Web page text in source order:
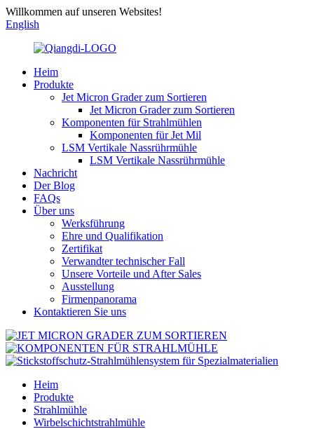
Willkommen auf unseren Websites!
English
Heim
Produkte
Jet Micron Grader zum Sortieren
Jet Micron Grader zum Sortieren
Komponenten für Strahlmühlen
Komponenten für Jet Mil
LSM Vertikale Nassrührmühle
LSM Vertikale Nassrührmühle
Nachricht
Der Blog
FAQs
Über uns
Werksführung
Ehre und Qualifikation
Zertifikat
Verwandter technischer Fall
Unsere Vorteile und After Sales
Ausstellung
Firmenpanorama
Kontaktieren Sie uns
Heim
Produkte
Strahlmühle
Wirbelschichtstrahlmühle